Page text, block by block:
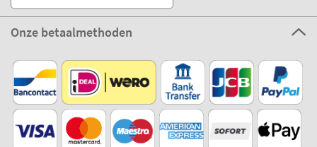
Onze betaalmethoden